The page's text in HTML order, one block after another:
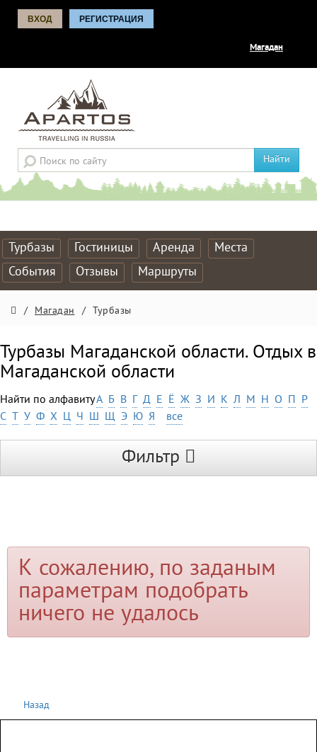
ВХОД РЕГИСТРАЦИЯ
Магадан
Найти
Турбазы Гостиницы Аренда
Места
События
Отзывы Маршруты
/ Магадан / Турбазы
Турбазы Магаданской области. Отдых в
Магаданской области
Найти по алфавитуА Б В Г Д Е Ё Ж З И К Л М Н О П Р
С Т У Ф Х Ц Ч Ш Щ Э Ю Я все
Фильтр
К сожалению, по заданым
параметрам подобрать
ничего не удалось
Назад